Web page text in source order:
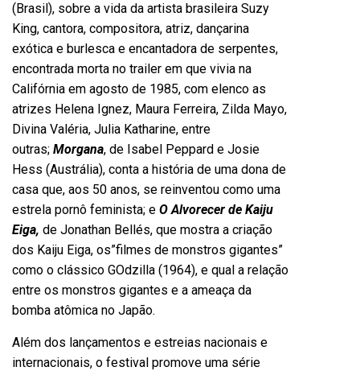
(Brasil), sobre a vida da artista brasileira Suzy
King, cantora, compositora, atriz, dançarina
exótica e burlesca e encantadora de serpentes,
encontrada morta no trailer em que vivia na
Califórnia em agosto de 1985, com elenco as
atrizes Helena Ignez, Maura Ferreira, Zilda Mayo,
Divina Valéria, Julia Katharine, entre
outras; Morgana, de Isabel Peppard e Josie
Hess (Austrália), conta a história de uma dona de
casa que, aos 50 anos, se reinventou como uma
estrela pornô feminista; e O Alvorecer de Kaiju
Eiga, de Jonathan Bellés, que mostra a criação
dos Kaiju Eiga, os”filmes de monstros gigantes”
como o clássico GOdzilla (1964), e qual a relação
entre os monstros gigantes e a ameaça da
bomba atômica no Japão.
Além dos lançamentos e estreias nacionais e
internacionais, o festival promove uma série